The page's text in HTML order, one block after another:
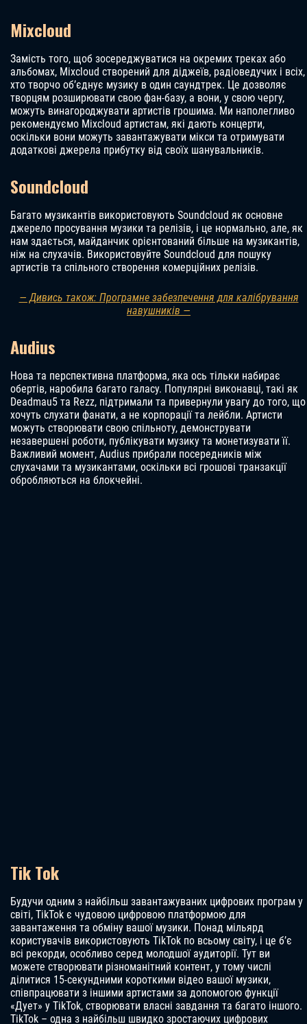
Mixcloud
Замість того, щоб зосереджуватися на окремих треках або
альбомах, Mixcloud створений для діджеїв, радіоведучих і всіх,
хто творчо об’єднує музику в один саундтрек. Це дозволяє
творцям розширювати свою фан-базу, а вони, у свою чергу,
можуть винагороджувати артистів грошима. Ми наполегливо
рекомендуємо Mixcloud артистам, які дають концерти,
оскільки вони можуть завантажувати мікси та отримувати
додаткові джерела прибутку від своїх шанувальників.
Soundcloud
Багато музикантів використовують Soundcloud як основне
джерело просування музики та релізів, і це нормально, але, як
нам здається, майданчик орієнтований більше на музикантів,
ніж на слухачів. Використовуйте Soundcloud для пошуку
артистів та спільного створення комерційних релізів.
— Дивись також: Програмне забезпечення для калібрування
навушників —
Audius
Нова та перспективна платформа, яка ось тільки набирає
обертів, наробила багато галасу. Популярні виконавці, такі як
Deadmau5 та Rezz, підтримали та привернули увагу до того, що
хочуть слухати фанати, а не корпорації та лейбли. Артисти
можуть створювати свою спільноту, демонструвати
незавершені роботи, публікувати музику та монетизувати її.
Важливий момент, Audius прибрали посередників між
слухачами та музикантами, оскільки всі грошові транзакції
обробляються на блокчейні.
Tik Tok
Будучи одним з найбільш завантажуваних цифрових програм у
світі, TikTok є чудовою цифровою платформою для
завантаження та обміну вашої музики. Понад мільярд
користувачів використовують TikTok по всьому світу, і це б’є
всі рекорди, особливо серед молодшої аудиторії. Тут ви
можете створювати різноманітний контент, у тому числі
ділитися 15-секундними короткими відео вашої музики,
співпрацювати з іншими артистами за допомогою функції
«Дует» у TikTok, створювати власні завдання та багато іншого.
TikTok – одна з найбільш швидко зростаючих цифрових